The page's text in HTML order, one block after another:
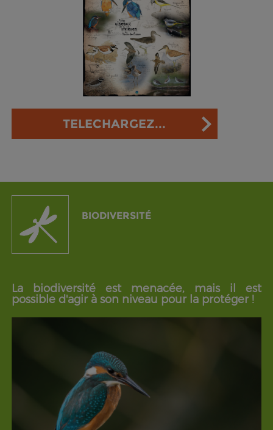
TELECHARGEZ...
BIODIVERSITÉ
La biodiversité est menacée, mais il est
possible d'agir à son niveau pour la protéger !